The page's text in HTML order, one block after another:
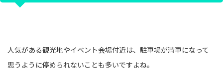
人気がある観光地やイベント会場付近は、駐車場が満車になって
思うように停められないことも多いですよね。